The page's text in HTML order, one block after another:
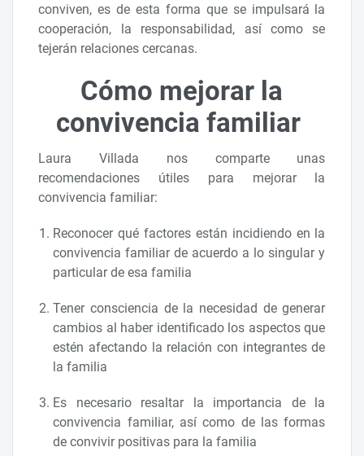
conviven, es de esta forma que se impulsará la
cooperación, la responsabilidad, así como se
tejerán relaciones cercanas.
Cómo mejorar la
convivencia familiar
Laura Villada nos comparte unas
recomendaciones útiles para mejorar la
convivencia familiar:
Reconocer qué factores están incidiendo en la
convivencia familiar de acuerdo a lo singular y
particular de esa familia
Tener consciencia de la necesidad de generar
cambios al haber identificado los aspectos que
estén afectando la relación con integrantes de
la familia
Es necesario resaltar la importancia de la
convivencia familiar, así como de las formas
de convivir positivas para la familia